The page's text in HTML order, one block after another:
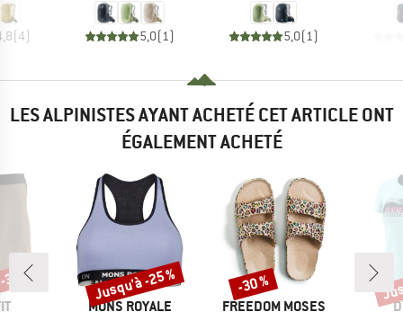
(4) 5,0( 1) 5,0( 1)
LES ALPINISTES AYANT ACHETÉ CET ARTICLE ONT
ÉGALEMENT ACHETÉ
%
MARQUE
MONS ROYALE
Remise
Jusqu'à -25 %
MARQUE
FREEDOM MOSES
Remise
-30 %